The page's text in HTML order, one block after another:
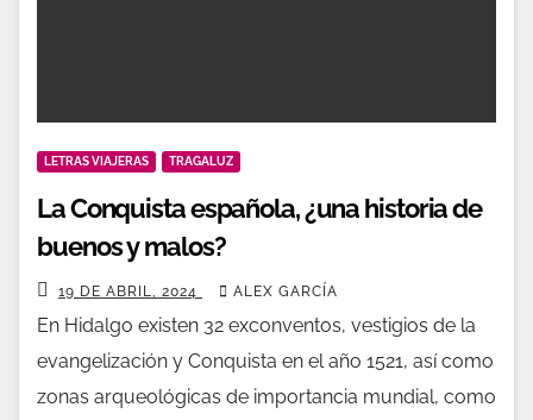
LETRAS VIAJERAS TRAGALUZ
La Conquista española, ¿una historia de
buenos y malos?
19 DE ABRIL, 2024 ALEX GARCÍA
En Hidalgo existen 32 exconventos, vestigios de la
evangelización y Conquista en el año 1521, así como
zonas arqueológicas de importancia mundial, como